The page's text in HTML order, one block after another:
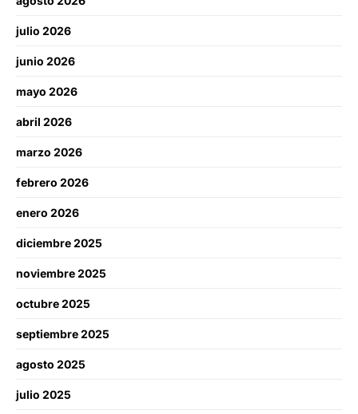
julio 2026
junio 2026
mayo 2026
abril 2026
marzo 2026
febrero 2026
enero 2026
diciembre 2025
noviembre 2025
octubre 2025
septiembre 2025
agosto 2025
julio 2025